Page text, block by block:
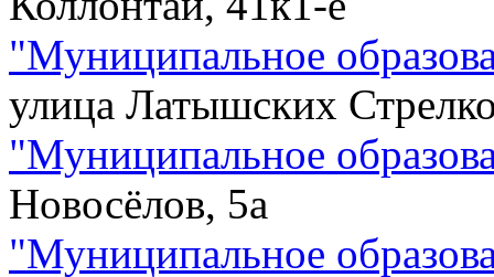
"Муниципальное
улица Латышских
"Муниципальное
Новосёлов, 5а
"Муниципальное